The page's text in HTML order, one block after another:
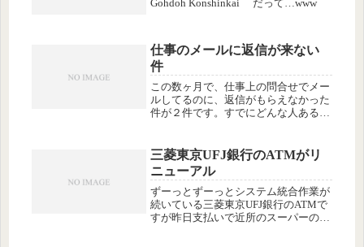
Gohdoh Konshinkai だって…www
仕事のメールに返信が来ない
件
この数ヶ月で、仕事上の問合せでメー
ルしてるのに、返信がもらえなかった
件が２件です。すでにどんな人あるい
ているのであれば、電話しますけれど
も、まずは問合せ、という段階で返信
を...
三菱東京UFJ銀行のATMがリ
ニューアル
ずーっとずーっとシステム統合作業が
続いている三菱東京UFJ銀行のATMで
すが昨日支払いで近所のスーパーの